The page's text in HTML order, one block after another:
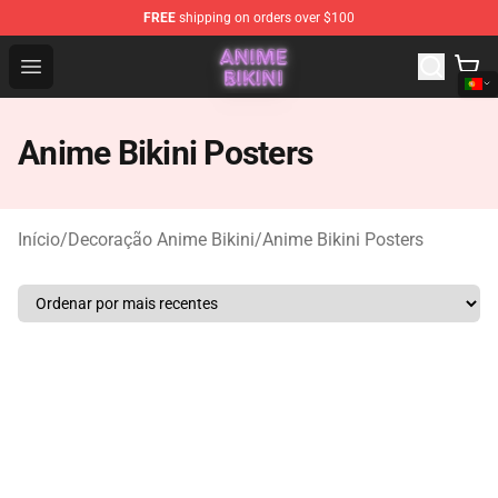
FREE shipping on orders over $100
Open menu
Anime Bikini Shop - The Best Store of Anime Bikini
Anime Bikini Posters
Início/Decoração Anime Bikini/Anime Bikini Posters